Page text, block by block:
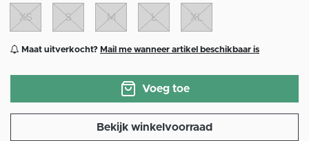
XS S M L XL
Maat uitverkocht? Mail me wanneer artikel beschikbaar is
Voeg toe
Bekijk winkelvoorraad